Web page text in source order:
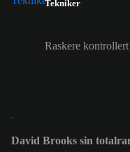
Tekniker
Raskere
David Brooks sin